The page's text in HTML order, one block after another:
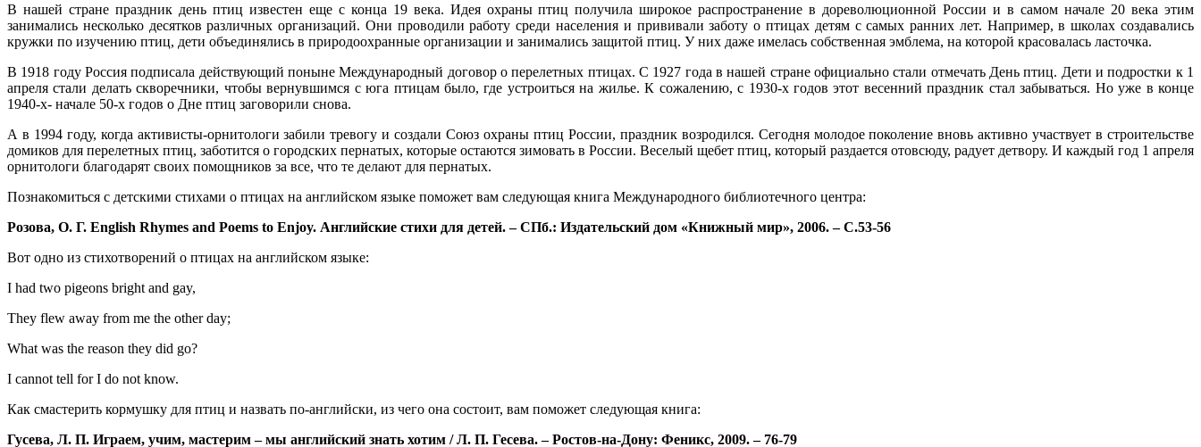
В нашей стране праздник день птиц известен еще с конца 19 века. Идея охраны птиц получила широкое распространение в дореволюционной России и в самом начале 20 века этим
занимались несколько десятков различных организаций. Они проводили работу среди населения и прививали заботу о птицах детям с самых ранних лет. Например, в школах создавались
кружки по изучению птиц, дети объединялись в природоохранные организации и занимались защитой птиц. У них даже имелась собственная эмблема, на которой красовалась ласточка.
В 1918 году Россия подписала действующий поныне Международный договор о перелетных птицах. С 1927 года в нашей стране официально стали отмечать День птиц. Дети и подростки к 1
апреля стали делать скворечники, чтобы вернувшимся с юга птицам было, где устроиться на жилье. К сожалению, с 1930-х годов этот весенний праздник стал забываться. Но уже в конце
1940-х- начале 50-х годов о Дне птиц заговорили снова.
А в 1994 году, когда активисты-орнитологи забили тревогу и создали Союз охраны птиц России, праздник возродился. Сегодня молодое поколение вновь активно участвует в строительстве
домиков для перелетных птиц, заботится о городских пернатых, которые остаются зимовать в России. Веселый щебет птиц, который раздается отовсюду, радует детвору. И каждый год 1 апреля
орнитологи благодарят своих помощников за все, что те делают для пернатых.
Познакомиться с детскими стихами о птицах на английском языке поможет вам следующая книга Международного библиотечного центра:
Розова, О. Г. English Rhymes and Poems to Enjoy. Английские стихи для детей. – СПб.: Издательский дом «Книжный мир», 2006. – С.53-56
Вот одно из стихотворений о птицах на английском языке:
I had two pigeons bright and gay,
They flew away from me the other day;
What was the reason they did go?
I cannot tell for I do not know.
Как смастерить кормушку для птиц и назвать по-английски, из чего она состоит, вам поможет следующая книга:
Гусева, Л. П. Играем, учим, мастерим – мы английский знать хотим / Л. П. Гесева. – Ростов-на-Дону: Феникс, 2009. – 76-79